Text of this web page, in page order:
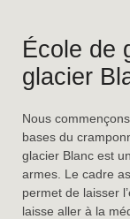
École de
glacier
Nous
bases du
glacier Blanc est
armes. Le cadre
permet de laisser
laisse aller à la